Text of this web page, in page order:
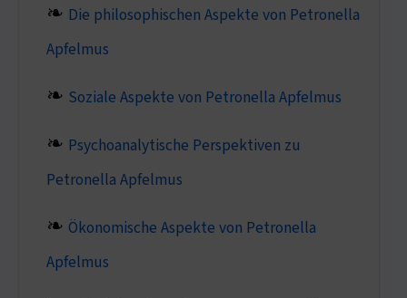
Die philosophischen Aspekte von Petronella
Apfelmus
Soziale Aspekte von Petronella Apfelmus
Psychoanalytische Perspektiven zu
Petronella Apfelmus
Ökonomische Aspekte von Petronella
Apfelmus